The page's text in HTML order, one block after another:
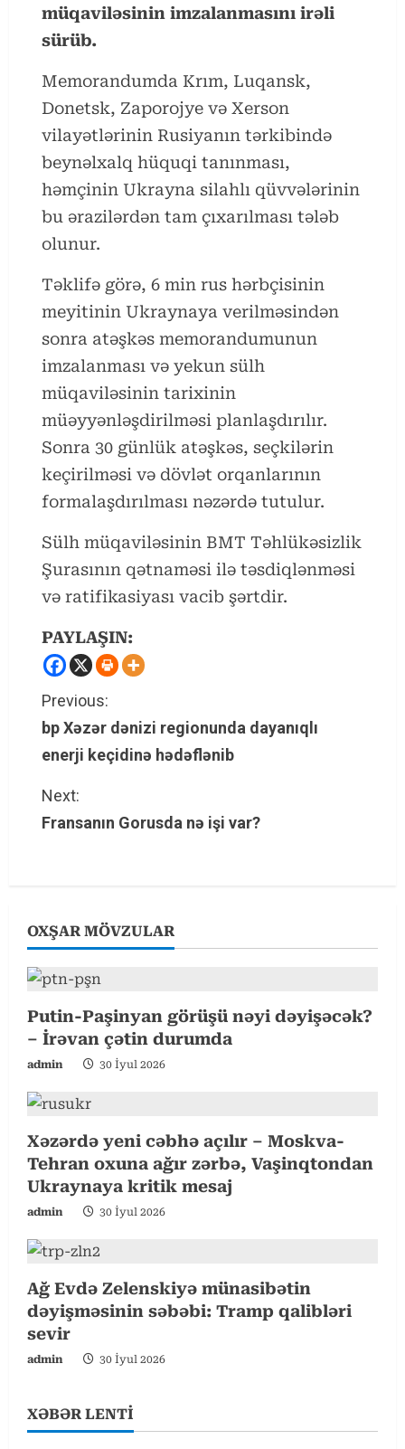
müqaviləsinin imzalanmasını irəli
sürüb.
Memorandumda Krım, Luqansk,
Donetsk, Zaporojye və Xerson
vilayətlərinin Rusiyanın tərkibində
beynəlxalq hüquqi tanınması,
həmçinin Ukrayna silahlı qüvvələrinin
bu ərazilərdən tam çıxarılması tələb
olunur.
Təklifə görə, 6 min rus hərbçisinin
meyitinin Ukraynaya verilməsindən
sonra atəşkəs memorandumunun
imzalanması və yekun sülh
müqaviləsinin tarixinin
müəyyənləşdirilməsi planlaşdırılır.
Sonra 30 günlük atəşkəs, seçkilərin
keçirilməsi və dövlət orqanlarının
formalaşdırılması nəzərdə tutulur.
Sülh müqaviləsinin BMT Təhlükəsizlik
Şurasının qətnaməsi ilə təsdiqlənməsi
və ratifikasiyası vacib şərtdir.
PAYLAŞIN:
C
o
n
t
u
e
R
e
i
n
g
Previous:
bp Xəzər dənizi regionunda dayanıqlı
enerji keçidinə hədəflənib
Next:
Fransanın Gorusda nə işi var?
OXŞAR MÖVZULAR
Putin-Paşinyan görüşü nəyi dəyişəcək?
– İrəvan çətin durumda
admin 30 İyul 2026
Xəzərdə yeni cəbhə açılır – Moskva-
Tehran oxuna ağır zərbə, Vaşinqtondan
Ukraynaya kritik mesaj
admin 30 İyul 2026
Ağ Evdə Zelenskiyə münasibətin
dəyişməsinin səbəbi: Tramp qalibləri
sevir
admin 30 İyul 2026
XƏBƏR LENTİ